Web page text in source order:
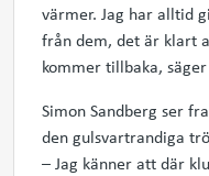
värmer. Jag har alltid
från dem, det är klart
kommer tillbaka,
Simon Sandberg ser
den gulsvartrandiga
– Jag känner att där